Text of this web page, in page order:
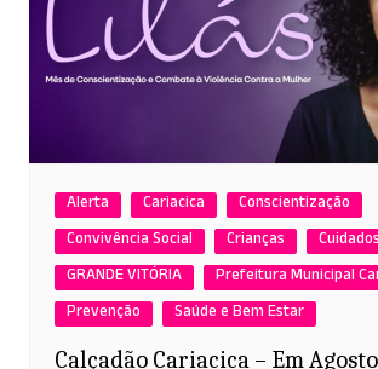
Alerta Cariacica
Conscientização
Convivência Social
Crianças
Cuidados
GRANDE VITÓRIA
Prefeitura Municipal
Prevenção
Saúde e Bem Estar
Calçadão Cariacica – Em